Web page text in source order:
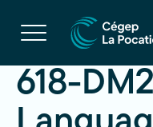
Ouvrir
la
navigation
site
618-